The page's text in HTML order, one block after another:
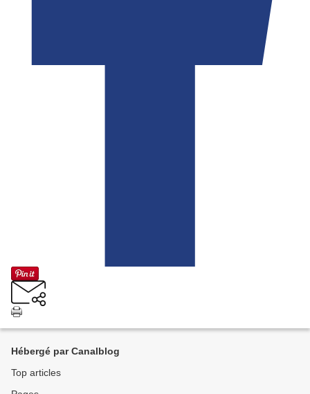
Hébergé par Canalblog
Top articles